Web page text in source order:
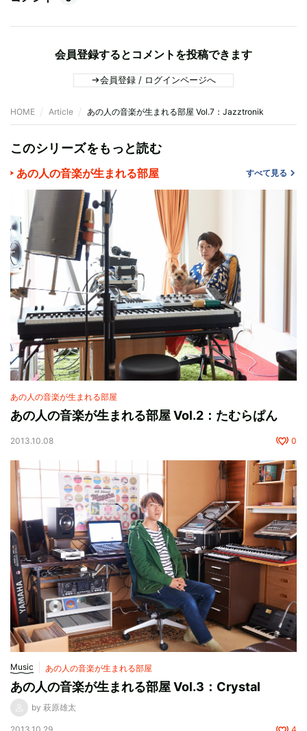
会員登録するとコメントを投稿できます
会員登録 / ログインページへ
HOME Article あの人の音楽が生まれる部屋 Vol.7：Jazztronik
このシリーズをもっと読む
あの人の音楽が生まれる部屋 すべて見る
あの人の音楽が生まれる部屋
あの人の音楽が生まれる部屋 Vol.2：たむらぱん
2013.10.08 0
Music あの人の音楽が生まれる部屋
あの人の音楽が生まれる部屋 Vol.3：Crystal
by 萩原雄太